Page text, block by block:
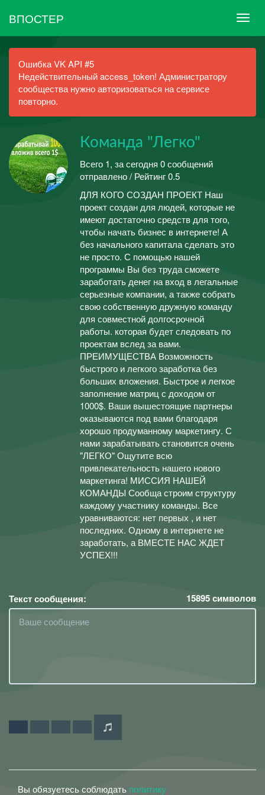
ВПОСТЕР
Ошибка VK API #5
Недействительный access_token! Администратору
сообщества нужно авторизоваться на сервисе
повторно.
Команда "Легко"
Всего 1, за сегодня 0 сообщений
отправлено / Рейтинг 0.5
ДЛЯ КОГО СОЗДАН ПРОЕКТ Наш
проект создан для людей, которые не
имеют достаточно средств для того,
чтобы начать бизнес в интернете! А
без начального капитала сделать это
не просто. С помощью нашей
программы Вы без труда сможете
заработать денег на вход в легальные
серьезные компании, а также собрать
свою собственную дружную команду
для совместной долгосрочной
работы. которая будет следовать по
проектам вслед за вами.
ПРЕИМУЩЕСТВА Возможность
быстрого и легкого заработка без
больших вложения. Быстрое и легкое
заполнение матриц с доходом от
1000$. Ваши вышестоящие партнеры
оказываются под вами благодаря
хорошо продуманному маркетингу. С
нами зарабатывать становится очень
"ЛЕГКО" Ощутите всю
привлекательность нашего нового
маркетинга! МИССИЯ НАШЕЙ
КОМАНДЫ Сообща строим структуру
каждому участнику команды. Все
уравниваются: нет первых , и нет
последних. Одному в интернете не
заработать, а ВМЕСТЕ НАС ЖДЕТ
УСПЕХ!!!
Текст сообщения: 15895символов
Вы обязуетесь соблюдать политику